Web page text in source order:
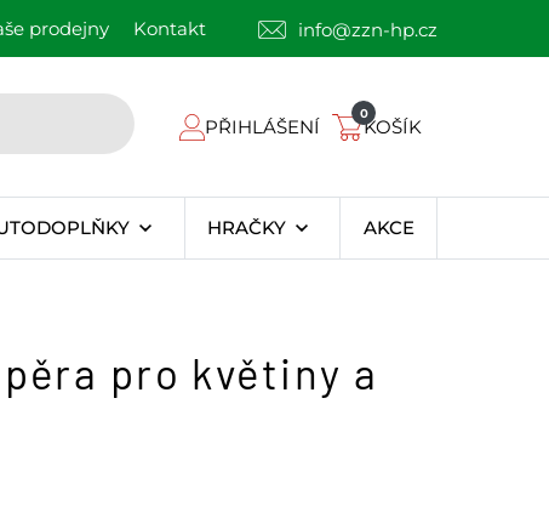
prodejny Kontakt info@zzn-hp.cz
PŘIHLÁŠENÍ
0
KOŠÍK
HRAČKY AKCE
pro květiny a